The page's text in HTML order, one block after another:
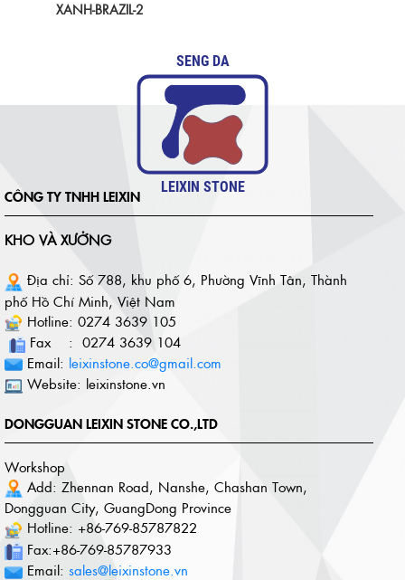
XANH-BRAZIL-2
SENG DA
LEIXIN STONE
CÔNG TY TNHH LEIXIN
KHO VÀ XƯỞNG
Địa chỉ: Số 788, khu phố 6, Phường Vĩnh Tân, Thành
phố Hồ Chí Minh, Việt Nam
Hotline: 0274 3639 105
Fax : 0274 3639 104
Email: leixinstone.co@gmail.com
Website: leixinstone.vn
DONGGUAN LEIXIN STONE CO.,LTD
Workshop
Add: Zhennan Road, Nanshe, Chashan Town,
Dongguan City, GuangDong Province
Hotline: +86-769-85787822
Fax:+86-769-85787933
Email: sales@leixinstone.vn